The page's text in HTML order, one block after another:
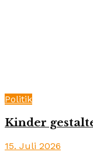
Politik
Kinder
15. Juli 2026